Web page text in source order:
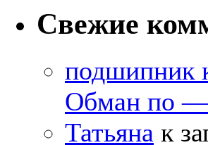
Свежие
подшипник
Обман по —
Татьяна к